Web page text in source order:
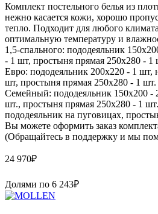
Комплект постельного белья из
нежно касается кожи, хорошо
тепло. Подходит для любого
оптимальную температуру и
1,5-спального: пододеяльник
- 1 шт, простыня прямая 250х280 - 1
Евро: пододеяльник 200х220 - 1 шт,
шт, простыня прямая 250х280 - 1 шт.
Семейный: пододеяльник 150х200 -
шт., простыня прямая 250х280 - 1
пододеяльник на пуговицах,
Вы можете оформить заказ
(Обращайтесь в поддержку и мы
24 970₽
Долями по 6 243₽